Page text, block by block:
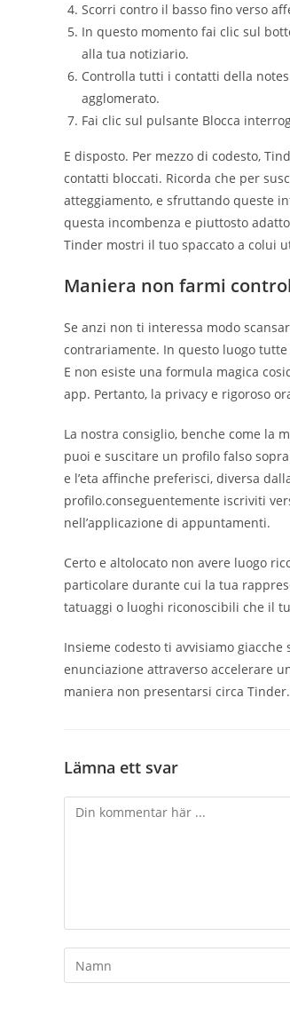
Scorri contro il basso fino verso
In questo momento fai clic sul
alla tua notiziario.
Controlla tutti i contatti della
agglomerato.
Fai clic sul pulsante Blocca
E disposto. Per mezzo di codesto,
contatti bloccati. Ricorda che per
atteggiamento, e sfruttando queste
questa incombenza e piuttosto
Tinder mostri il tuo spaccato a colui
Maniera non farmi
Se anzi non ti interessa modo
contrariamente. In questo luogo
E non esiste una formula magica
app. Pertanto, la privacy e rigoroso
La nostra consiglio, benche come la
puoi e suscitare un profilo falso
e l’eta affinche preferisci, diversa
profilo.conseguentemente iscriviti
nell’applicazione di appuntamenti.
Certo e altolocato non avere luogo
particolare durante cui la tua
tatuaggi o luoghi riconoscibili che il
Insieme codesto ti avvisiamo
enunciazione attraverso accelerare
maniera non presentarsi circa Tinder.
Lämna ett svar